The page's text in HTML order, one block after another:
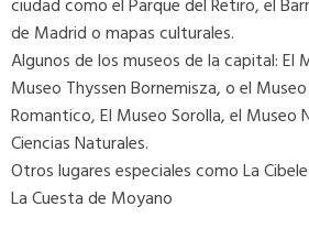
ciudad como el Parque del Retiro, el
de Madrid o mapas culturales.
Algunos de los museos de la capital: El
Museo Thyssen Bornemisza, o el
Romantico, El Museo Sorolla, el Museo
Ciencias Naturales.
Otros lugares especiales como La
La Cuesta de Moyano